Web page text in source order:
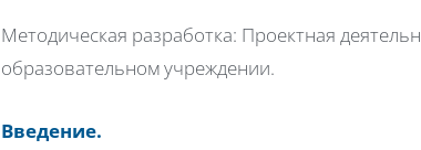
Методическая разработка: Проектная
образовательном учреждении.
Введение.